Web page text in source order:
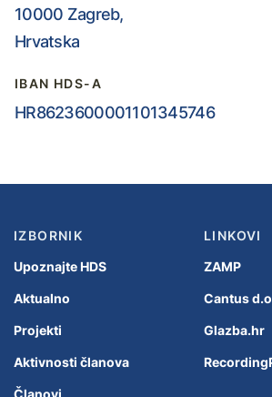
10000 Zagreb,
Hrvatska
IBAN HDS-A
HR8623600001101345746
IZBORNIK
Upoznajte HDS
Aktualno
Projekti
Aktivnosti članova
LINKOVI
ZAMP
Cantus
Glazba.hr